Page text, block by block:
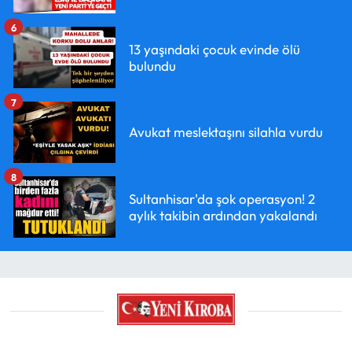
13 yaşındaki çocuk evinde ölü
bulundu
6
Avukat meslektaşını silahla vurdu
7
Sultanhisar'da şok operasyon! 2
aylık takibin ardından yakalandı
8